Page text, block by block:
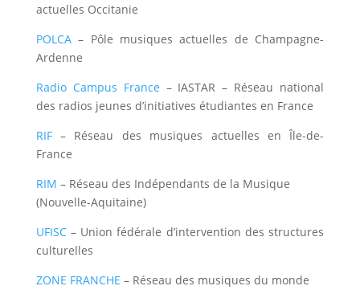
actuelles Occitanie
POLCA– Pôle musiques actuelles de Champagne-
Ardenne
Radio Campus France – IASTAR – Réseau national
des radios jeunes d’initiatives étudiantes en France
RIF– Réseau des musiques actuelles en Île-de-
France
RIM – Réseau des Indépendants de la Musique
(Nouvelle-Aquitaine)
UFISC– Union fédérale d’intervention des structures
culturelles
ZONE FRANCHE – Réseau des musiques du monde